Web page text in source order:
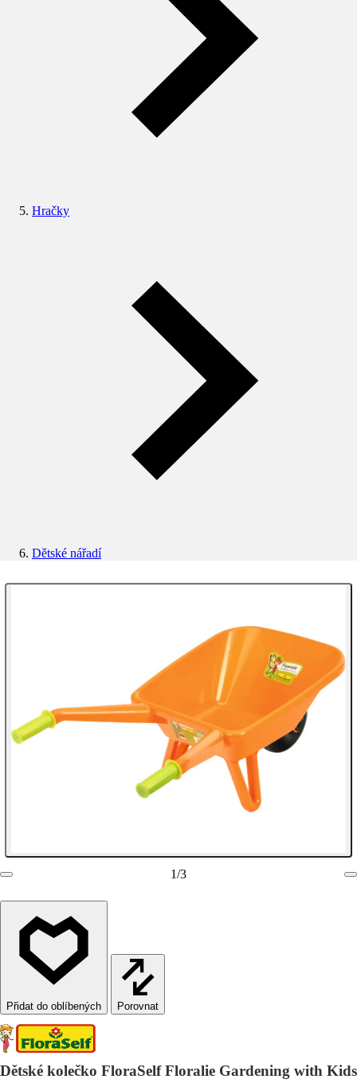
Hračky
Dětské nářadí
1/3
Porovnat
Dětské kolečko FloraSelf Floralie Gardening with Kids